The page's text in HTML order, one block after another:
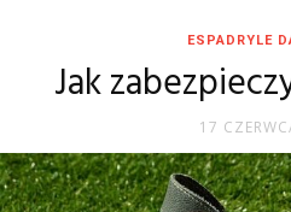
ESPADRYLE
Jak
17